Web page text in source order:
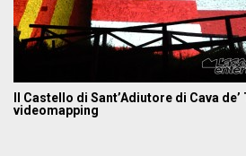
Il Castello di Sant’Adiutore di Cava
videomapping